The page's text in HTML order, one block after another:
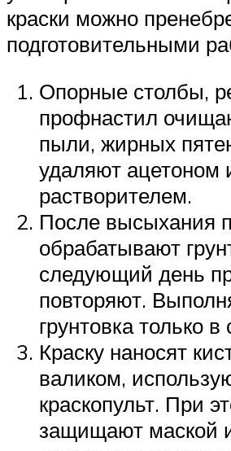
краски можно
подготовительными
Опорные столбы,
профнастил
пыли, жирных
удаляют ацетоном
растворителем.
После высыхания
обрабатывают
следующий день
повторяют.
грунтовка только в
Краску наносят
валиком,
краскопульт. При
защищают маской